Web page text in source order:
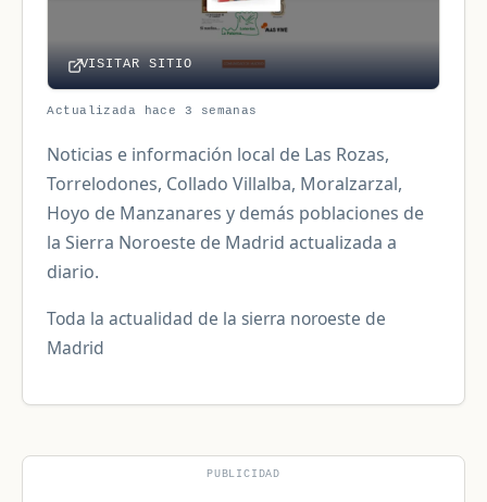
VISITAR SITIO
Actualizada hace 3 semanas
Noticias e información local de Las Rozas,
Torrelodones, Collado Villalba, Moralzarzal,
Hoyo de Manzanares y demás poblaciones de
la Sierra Noroeste de Madrid actualizada a
diario.
Toda la actualidad de la sierra noroeste de
Madrid
PUBLICIDAD